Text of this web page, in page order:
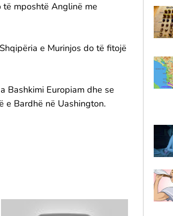
mposhtë Anglinë me
e Murinjos do të fitojë
Bashkimi Europiam dhe se
e Bardhë në Uashington.